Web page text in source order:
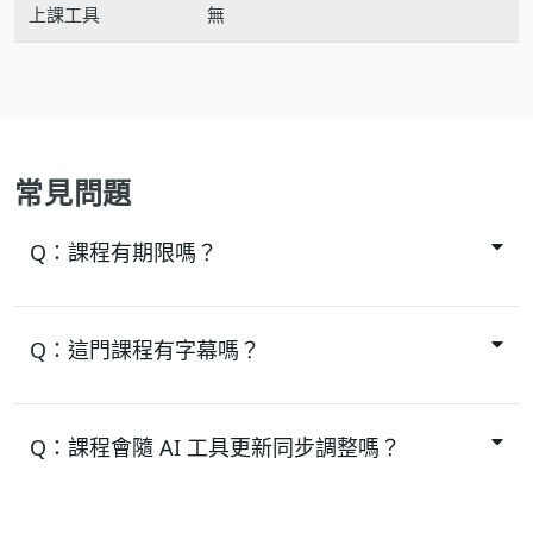
上課工具 無
常見問題
Q： 課程有期限嗎？
Q： 這門課程有字幕嗎？
Q： 課程會隨 AI 工具更新同步調整嗎？